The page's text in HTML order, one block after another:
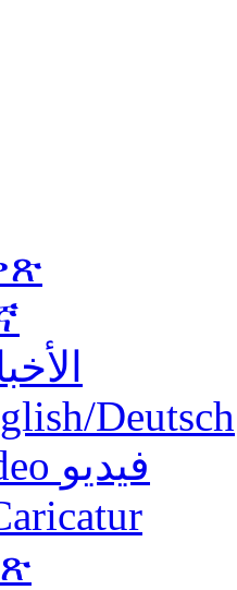
Deutsch
ቪድዮ Video فيديو